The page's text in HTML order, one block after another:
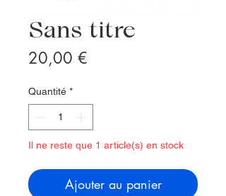
Sans titre
20,00 €
Quantité *
Il ne reste que 1 article(s) en stock
Ajouter au panier